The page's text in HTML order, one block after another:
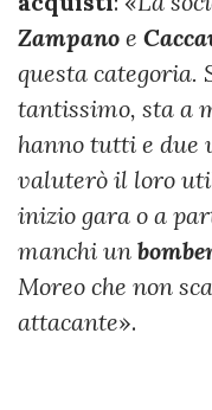
Zampano e
questa categoria.
tantissimo, sta a
hanno tutti e due
valuterò il loro
inizio gara o a
manchi un
Moreo che non
attacante».